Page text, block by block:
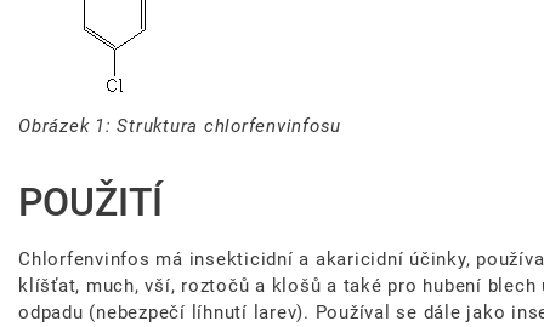
Obrázek 1: Struktura chlorfenvinfosu
POUŽITÍ
Chlorfenvinfos má insekticidní a akaricidní účinky,
klíšťat, much, vší, roztočů a klošů a také pro hubení
odpadu (nebezpečí líhnutí larev). Používal se dále jako